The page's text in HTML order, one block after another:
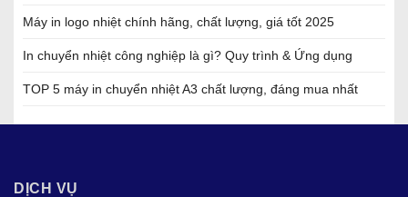
Máy in logo nhiệt chính hãng, chất lượng, giá tốt 2025
In chuyển nhiệt công nghiệp là gì? Quy trình & Ứng dụng
TOP 5 máy in chuyển nhiệt A3 chất lượng, đáng mua nhất
DỊCH VỤ